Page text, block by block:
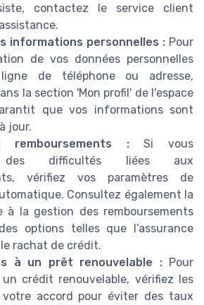
contactez le service client
informations personnelles : Pour
de vos données personnelles
de téléphone ou adresse,
la section 'Mon profil' de l'espace
que vos informations sont
jour.
remboursements :Si vous
des difficultés liées aux
vérifiez vos paramètres de
Consultez également la
à la gestion des remboursements
options telles que l’assurance
rachat de crédit.
à un prêt renouvelable :Pour
crédit renouvelable, vérifiez les
accord pour éviter des taux